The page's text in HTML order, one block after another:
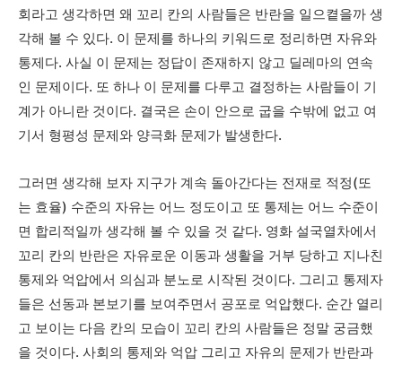
회라고 생각하면 왜 꼬리 칸의 사람들은 반란을 일으켵을까 생
각해 볼 수 있다. 이 문제를 하나의 키워드로 정리하면 자유와
통제다. 사실 이 문제는 정답이 존재하지 않고 딜레마의 연속
인 문제이다. 또 하나 이 문제를 다루고 결정하는 사람들이 기
계가 아니란 것이다. 결국은 손이 안으로 굽을 수밖에 없고 여
기서 형평성 문제와 양극화 문제가 발생한다.
그러면 생각해 보자 지구가 계속 돌아간다는 전재로 적정(또
는 효율) 수준의 자유는 어느 정도이고 또 통제는 어느 수준이
면 합리적일까 생각해 볼 수 있을 것 같다. 영화 설국열차에서
꼬리 칸의 반란은 자유로운 이동과 생활을 거부 당하고 지나친
통제와 억압에서 의심과 분노로 시작된 것이다. 그리고 통제자
들은 선동과 본보기를 보여주면서 공포로 억압했다. 순간 열리
고 보이는 다음 칸의 모습이 꼬리 칸의 사람들은 정말 궁금했
을 것이다. 사회의 통제와 억압 그리고 자유의 문제가 반란과